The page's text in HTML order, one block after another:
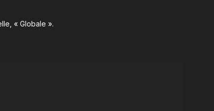
« Globale ».